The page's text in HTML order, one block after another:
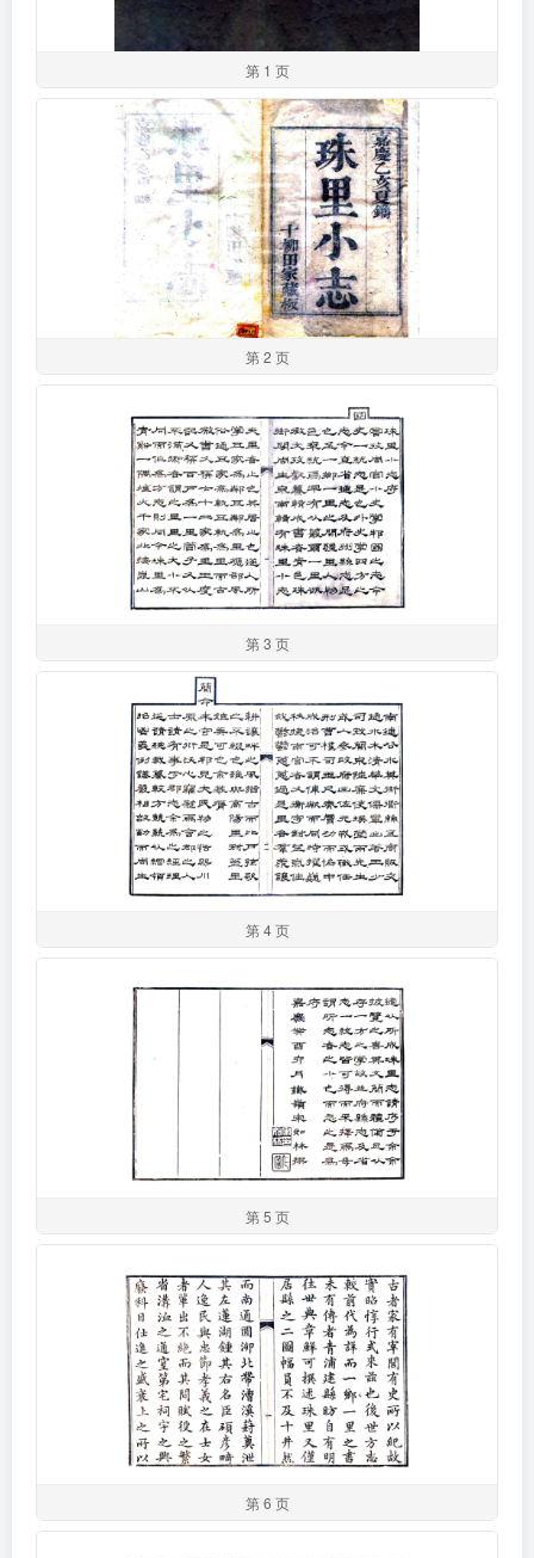
第 1 页
第 2 页
第 3 页
第 4 页
第 5 页
第 6 页